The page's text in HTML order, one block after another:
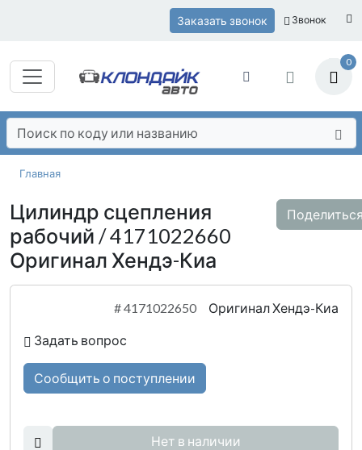
Заказать звонок Звонок
0
Главная
Цилиндр сцепления
рабочий / 4171022660
Оригинал Хендэ-Киа
#4171022650 Оригинал Хендэ-Киа
Задать вопрос
Сообщить о поступлении
Нет в наличии